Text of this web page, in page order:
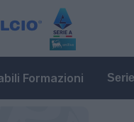
Formazioni